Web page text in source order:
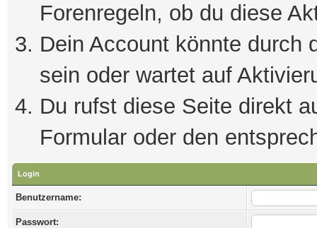
Forenregeln, ob du diese
Dein Account könnte durch
sein oder wartet auf
Du rufst diese Seite direkt
Formular oder den
Login
Benutzername:
Passwort: